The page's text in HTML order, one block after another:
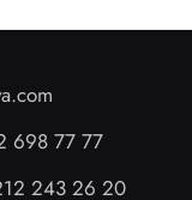
698 77 77
243 26 20